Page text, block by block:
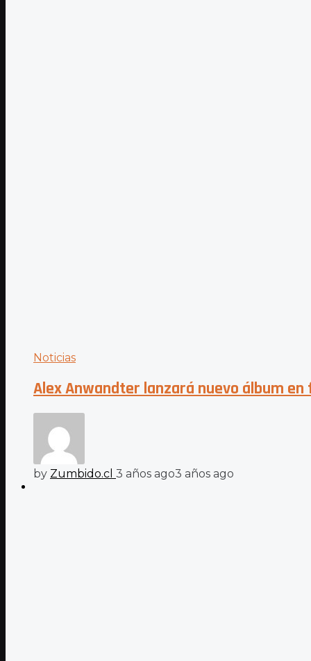
Noticias
Alex Anwandter lanzará nuevo álbum
by Zumbido.cl 3 años ago3 años ago